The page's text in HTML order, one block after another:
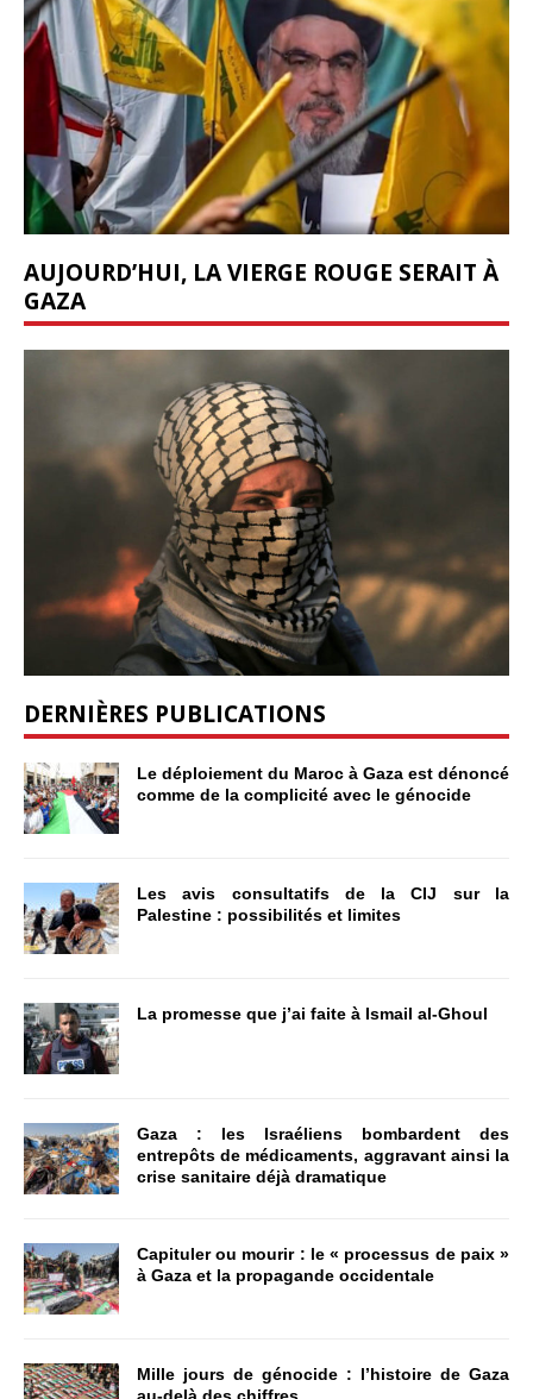
AUJOURD’HUI, LA VIERGE ROUGE SERAIT À
GAZA
DERNIÈRES PUBLICATIONS
Le déploiement du Maroc à Gaza est dénoncé
comme de la complicité avec le génocide
Les avis consultatifs de la CIJ sur la
Palestine : possibilités et limites
La promesse que j’ai faite à Ismail al-Ghoul
Gaza : les Israéliens bombardent des
entrepôts de médicaments, aggravant ainsi la
crise sanitaire déjà dramatique
Capituler ou mourir : le « processus de paix »
à Gaza et la propagande occidentale
Mille jours de génocide : l’histoire de Gaza